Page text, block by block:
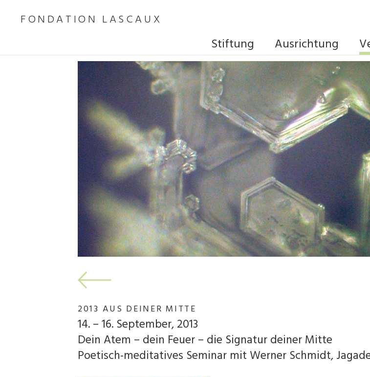
FONDATION LASCAUX
Stiftung Ausrichtung
2013 AUS DEINER MITTE
14. – 16. September, 2013
Dein Atem – dein Feuer – die Signatur deiner Mitte
Poetisch-meditatives Seminar mit Werner Schmidt,